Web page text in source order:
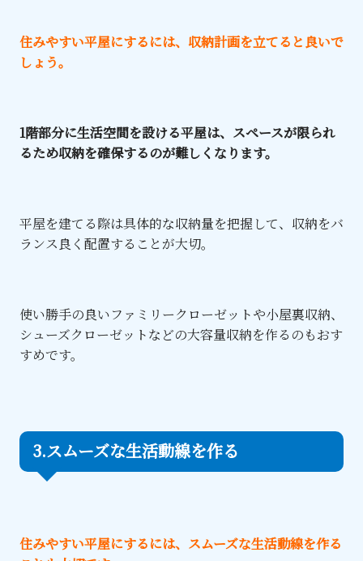
住みやすい平屋にするには、収納計画を立てると良いで
しょう。
1階部分に生活空間を設ける平屋は、スペースが限られ
るため収納を確保するのが難しくなります。
平屋を建てる際は具体的な収納量を把握して、収納をバ
ランス良く配置することが大切。
使い勝手の良いファミリークローゼットや小屋裏収納、
シューズクローゼットなどの大容量収納を作るのもおす
すめです。
3.スムーズな生活動線を作る
住みやすい平屋にするには、スムーズな生活動線を作る